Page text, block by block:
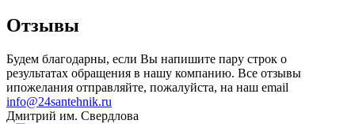
Отзывы
Будем благодарны, если Вы напишите пару строк о
результатах обращения в нашу компанию. Все отзывы
ипожелания отправляйте, пожалуйста, на наш email
info@24santehnik.ru
Дмитрий им. Свердлова